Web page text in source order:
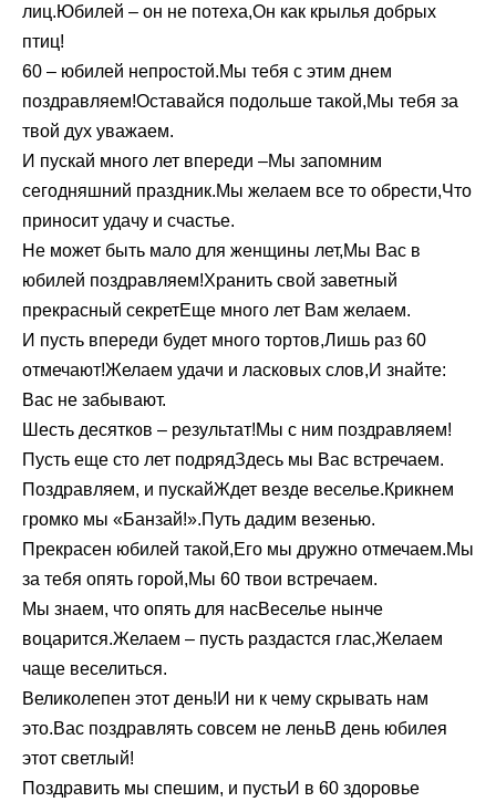
лиц.Юбилей – он не потеха,Он как крылья добрых
птиц!
60 – юбилей непростой.Мы тебя с этим днем
поздравляем!Оставайся подольше такой,Мы тебя за
твой дух уважаем.
И пускай много лет впереди –Мы запомним
сегодняшний праздник.Мы желаем все то обрести,Что
приносит удачу и счастье.
Не может быть мало для женщины лет,Мы Вас в
юбилей поздравляем!Хранить свой заветный
прекрасный секретЕще много лет Вам желаем.
И пусть впереди будет много тортов,Лишь раз 60
отмечают!Желаем удачи и ласковых слов,И знайте:
Вас не забывают.
Шесть десятков – результат!Мы с ним поздравляем!
Пусть еще сто лет подрядЗдесь мы Вас встречаем.
Поздравляем, и пускайЖдет везде веселье.Крикнем
громко мы «Банзай!».Путь дадим везенью.
Прекрасен юбилей такой,Его мы дружно отмечаем.Мы
за тебя опять горой,Мы 60 твои встречаем.
Мы знаем, что опять для насВеселье нынче
воцарится.Желаем – пусть раздастся глас,Желаем
чаще веселиться.
Великолепен этот день!И ни к чему скрывать нам
это.Вас поздравлять совсем не леньВ день юбилея
этот светлый!
Поздравить мы спешим, и пустьИ в 60 здоровье